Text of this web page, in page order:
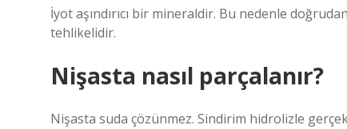
İyot aşındırıcı bir mineraldir. Bu nedenle
tehlikelidir.
Nişasta nasıl parçalanır?
Nişasta suda çözünmez. Sindirim hidrolizle